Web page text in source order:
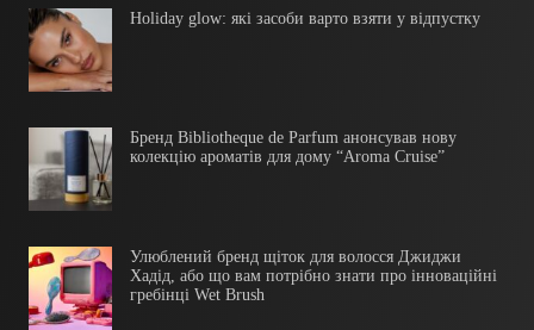
Holiday glow: які засоби варто взяти у відпустку
Бренд Bibliotheque de Parfum анонсував нову
колекцію ароматів для дому “Aroma Cruise”
Улюблений бренд щіток для волосся Джиджи
Хадід, або що вам потрібно знати про інноваційні
гребінці Wet Brush